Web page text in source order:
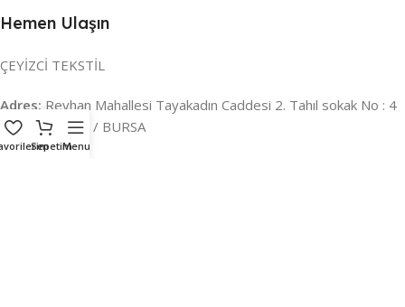
Hemen Ulaşın
ÇEYİZCİ TEKSTİL
Adres: Reyhan Mahallesi Tayakadın Caddesi 2. Tahıl sokak No : 4
/ a Osmangazi / BURSA
SepetimMenu